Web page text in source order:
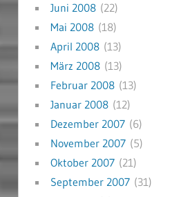
Juni 2008(22)
Mai 2008(18)
April 2008(13)
März 2008(13)
Februar 2008(13)
Januar 2008(12)
Dezember 2007(6)
November 2007(5)
Oktober 2007(21)
September 2007(31)